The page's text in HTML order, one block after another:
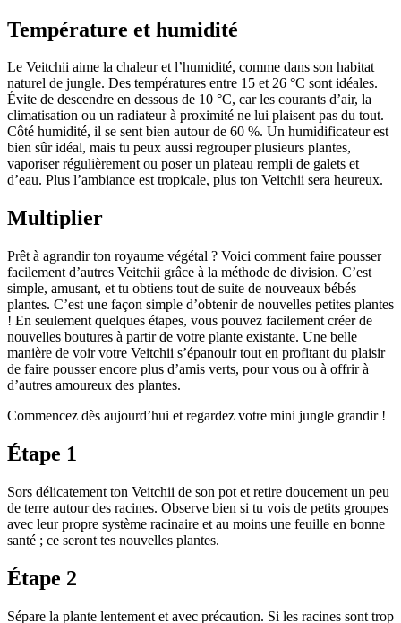
Température et humidité
Le Veitchii aime la chaleur et l’humidité, comme dans son habitat
naturel de jungle. Des températures entre 15 et 26 °C sont idéales.
Évite de descendre en dessous de 10 °C, car les courants d’air, la
climatisation ou un radiateur à proximité ne lui plaisent pas du tout.
Côté humidité, il se sent bien autour de 60 %. Un humidificateur est
bien sûr idéal, mais tu peux aussi regrouper plusieurs plantes,
vaporiser régulièrement ou poser un plateau rempli de galets et
d’eau. Plus l’ambiance est tropicale, plus ton Veitchii sera heureux.
Multiplier
Prêt à agrandir ton royaume végétal ? Voici comment faire pousser
facilement d’autres Veitchii grâce à la méthode de division. C’est
simple, amusant, et tu obtiens tout de suite de nouveaux bébés
plantes. C’est une façon simple d’obtenir de nouvelles petites plantes
! En seulement quelques étapes, vous pouvez facilement créer de
nouvelles boutures à partir de votre plante existante. Une belle
manière de voir votre Veitchii s’épanouir tout en profitant du plaisir
de faire pousser encore plus d’amis verts, pour vous ou à offrir à
d’autres amoureux des plantes.
Commencez dès aujourd’hui et regardez votre mini jungle grandir !
Étape 1
Sors délicatement ton Veitchii de son pot et retire doucement un peu
de terre autour des racines. Observe bien si tu vois de petits groupes
avec leur propre système racinaire et au moins une feuille en bonne
santé ; ce seront tes nouvelles plantes.
Étape 2
Sépare la plante lentement et avec précaution. Si les racines sont trop